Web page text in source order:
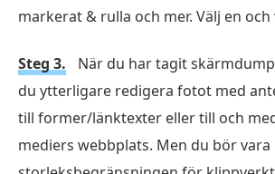
markerat & rulla och mer. Välj en
Steg 3.
När du har tagit
du ytterligare redigera fotot med
till former/länktexter eller till och
mediers webbplats. Men du bör